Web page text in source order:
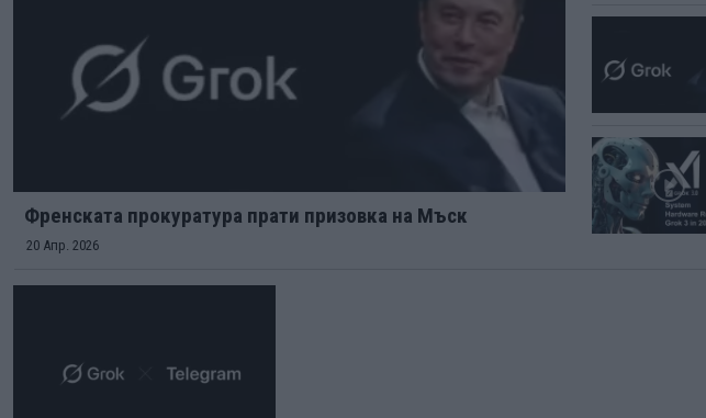
Френската прокурaтура прати призовка на Мъск
20 Апр. 2026